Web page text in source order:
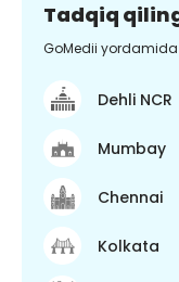
Tadqiq
GoMedii
Dehli NCR
Mumbay
Chennai
Kolkata